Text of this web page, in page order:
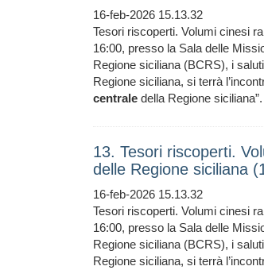
16-feb-2026 15.13.32
Tesori riscoperti. Volumi cinesi
16:00, presso la Sala delle
Regione siciliana (BCRS), i
Regione siciliana, si terrà
centrale della Regione
13. Tesori riscoperti.
delle Regione siciliana
16-feb-2026 15.13.32
Tesori riscoperti. Volumi cinesi
16:00, presso la Sala delle
Regione siciliana (BCRS), i
Regione siciliana, si terrà